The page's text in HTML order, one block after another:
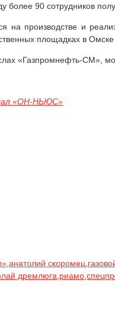
более 90 сотрудников
на производстве и
площадках в
«Газпромнефть-СМ»,
«ОН-НЬЮС»
анатолий скоромец
дремлюга риамо